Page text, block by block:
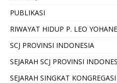
PUBLIKASI
RIWAYAT HIDUP P. LEO
SCJ PROVINSI INDONESIA
SEJARAH SCJ PROVINSI
SEJARAH SINGKAT KONGREGASI